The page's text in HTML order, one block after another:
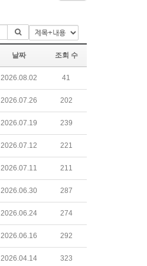
날짜 조회 수
2026.08.02 41
2026.07.26 202
2026.07.19 239
2026.07.12 221
2026.07.11 211
2026.06.30 287
2026.06.24 274
2026.06.16 292
2026.04.14 323